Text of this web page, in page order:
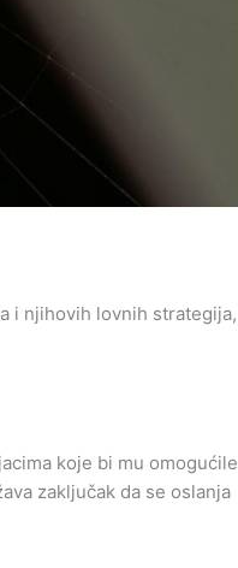
i njihovih lovnih strategija,
koje bi mu omogućile
zaključak da se oslanja